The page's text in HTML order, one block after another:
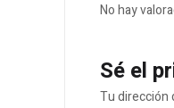
No hay
Sé el
Tu dirección